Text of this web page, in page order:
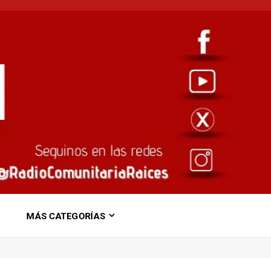
MÁS CATEGORÍAS